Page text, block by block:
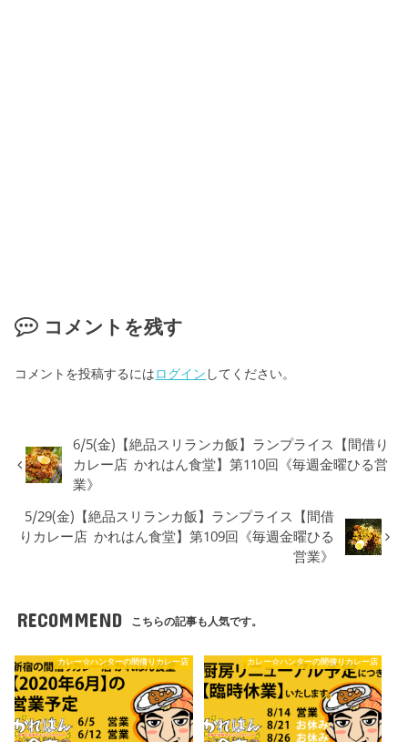
コメントを残す
コメントを投稿するにはログイン してください。
6/5(金)【絶品スリランカ飯】ランプライス【間借り
カレー店 かれはん食堂】第110回《毎週金曜ひる営
業》
5/29(金)【絶品スリランカ飯】ランプライス【間借
りカレー店 かれはん食堂】第109回《毎週金曜ひる
営業》
RECOMMEND こちらの記事も人気です。
カレー☆ハンターの間借りカレー店 カレー☆ハンターの間借りカレー店